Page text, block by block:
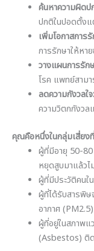
ค้นหาความผิดป
ปกติในปอดตั้งแ
เพิ่มโอกาสการ
การรักษาให้หา
วางแผนการรัก
โรค แพทย์สาม
ลดความกังวลใจ:
ความวิตกกังวล
คุณคือหนึ่งในกลุ่มเสี่ยง
ผู้ที่มีอายุ 50-
หยุดสูบมาแล้วไ
ผู้ที่มีประวัติคนใ
ผู้ที่ได้รับสารพิษ
อากาศ
ผู้ที่อยู่ในสภาพแ
(Asbestos) ติด